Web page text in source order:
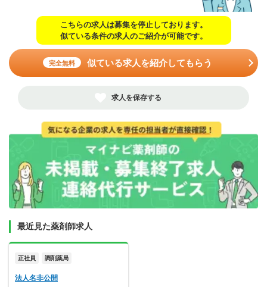
こちらの求人は募集を停止しております。
似ている条件の求人のご紹介が可能です。
完全無料 似ている求人を紹介してもらう
求人を保存する
最近見た薬剤師求人
正社員 調剤薬局
法人名非公開